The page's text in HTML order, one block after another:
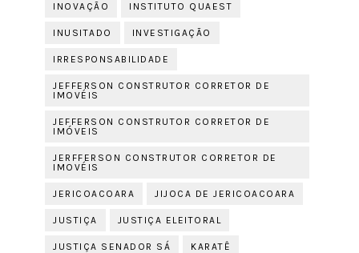
INOVAÇÃO INSTITUTO QUAEST
INUSITADO INVESTIGAÇÃO
IRRESPONSABILIDADE
JEFFERSON CONSTRUTOR CORRETOR DE
IMOVÉIS
JEFFERSON CONSTRUTOR CORRETOR DE
IMÓVEIS
JERFFERSON CONSTRUTOR CORRETOR DE
IMOVÉIS
JERICOACOARA JIJOCA DE JERICOACOARA
JUSTIÇA JUSTIÇA ELEITORAL
JUSTIÇA SENADOR SÁ KARATÊ